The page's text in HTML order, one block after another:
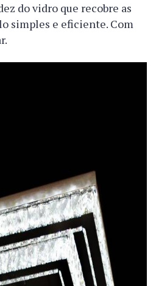
do vidro que recobre as
simples e eficiente. Com